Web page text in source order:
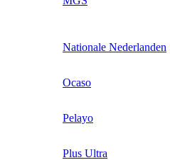
Nationale Nederlanden
Ocaso
Pelayo
Plus Ultra